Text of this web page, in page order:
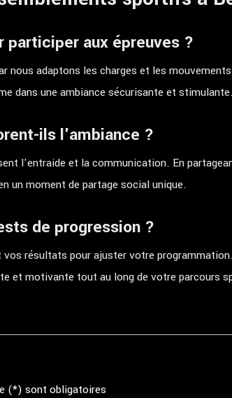
participer aux épreuves ?
nous adaptons les charges et les
dans une ambiance sécurisante et stimulante.
ils l'ambiance ?
l'entraide et la communication. En
un moment de partage social unique.
de progression ?
résultats pour ajuster votre
et motivante tout au long de votre parcours
(*) sont obligatoires